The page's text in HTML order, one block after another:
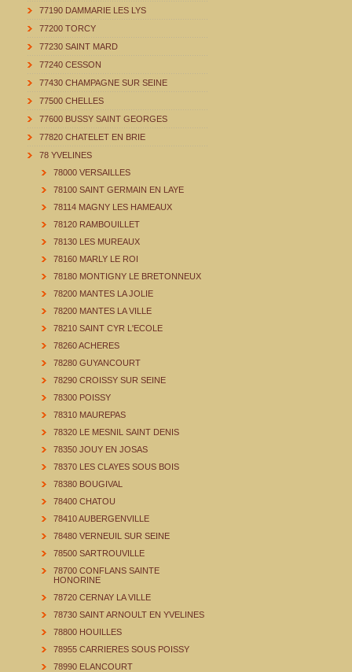
77190 DAMMARIE LES LYS
77200 TORCY
77230 SAINT MARD
77240 CESSON
77430 CHAMPAGNE SUR SEINE
77500 CHELLES
77600 BUSSY SAINT GEORGES
77820 CHATELET EN BRIE
78 YVELINES
78000 VERSAILLES
78100 SAINT GERMAIN EN LAYE
78114 MAGNY LES HAMEAUX
78120 RAMBOUILLET
78130 LES MUREAUX
78160 MARLY LE ROI
78180 MONTIGNY LE BRETONNEUX
78200 MANTES LA JOLIE
78200 MANTES LA VILLE
78210 SAINT CYR L'ECOLE
78260 ACHERES
78280 GUYANCOURT
78290 CROISSY SUR SEINE
78300 POISSY
78310 MAUREPAS
78320 LE MESNIL SAINT DENIS
78350 JOUY EN JOSAS
78370 LES CLAYES SOUS BOIS
78380 BOUGIVAL
78400 CHATOU
78410 AUBERGENVILLE
78480 VERNEUIL SUR SEINE
78500 SARTROUVILLE
78700 CONFLANS SAINTE
HONORINE
78720 CERNAY LA VILLE
78730 SAINT ARNOULT EN YVELINES
78800 HOUILLES
78955 CARRIERES SOUS POISSY
78990 ELANCOURT